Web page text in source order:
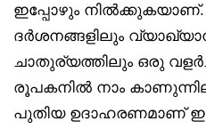
ഇപ്പോഴും നിൽക്കുകയാണ്.
ദർശനങ്ങളിലും
ചാതുര്യത്തിലും ഒരു
രൂപകനിൽ നാം
പുതിയ ഉദാഹരണമാണ്